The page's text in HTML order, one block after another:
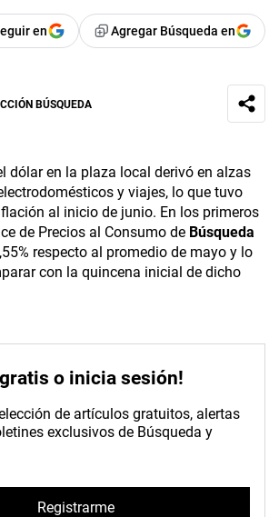
en Agregar Búsqueda en
BÚSQUEDA
dólar en la plaza local derivó en alzas
y viajes, lo que tuvo
al inicio de junio. En los primeros
de Precios al Consumo de Búsqueda
respecto al promedio de mayo y lo
con la quincena inicial de dicho
o inicia sesión!
de artículos gratuitos, alertas
exclusivos de Búsqueda y
Registrarme